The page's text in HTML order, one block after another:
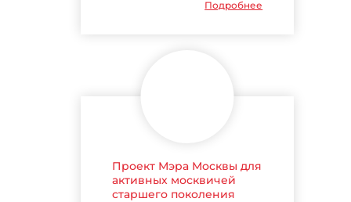
Подробнее
Проект Мэра Москвы для
активных москвичей
старшего поколения